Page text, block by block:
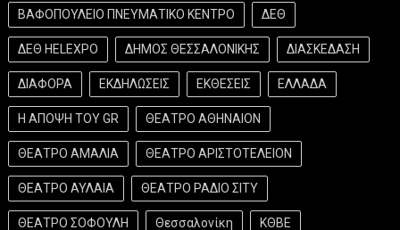
ΒΑΦΟΠΟΥΛΕΙΟ ΠΝΕΥΜΑΤΙΚΟ ΚΕΝΤΡΟ ΔΕΘ
ΔΕΘ HELEXPO ΔΗΜΟΣ ΘΕΣΣΑΛΟΝΙΚΗΣ ΔΙΑΣΚΕΔΑΣΗ
ΔΙΑΦΟΡΑ ΕΚΔΗΛΩΣΕΙΣ ΕΚΘΕΣΕΙΣ ΕΛΛΑΔΑ
Η ΑΠΟΨΗ ΤΟΥ GR ΘΕΑΤΡΟ ΑΘΗΝΑΙΟΝ
ΘΕΑΤΡΟ ΑΜΑΛΙΑ ΘΕΑΤΡΟ ΑΡΙΣΤΟΤΕΛΕΙΟΝ
ΘΕΑΤΡΟ ΑΥΛΑΙΑ ΘΕΑΤΡΟ ΡΑΔΙΟ ΣΙΤΥ
ΘΕΑΤΡΟ ΣΟΦΟΥΛΗ Θεσσαλονίκη ΚΘΒΕ